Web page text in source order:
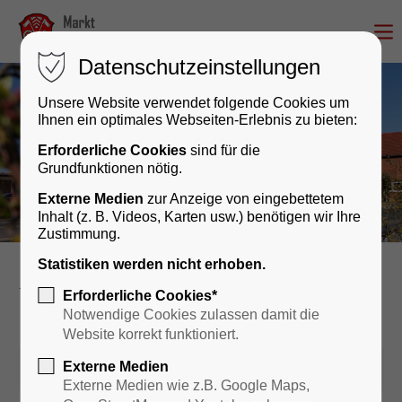
Rathaus & Bürgerservice
Datenschutzeinstellungen
Unsere Website verwendet folgende Cookies um
Ihnen ein optimales Webseiten-Erlebnis zu bieten:
Erforderliche Cookies sind für die
Grundfunktionen nötig.
Externe Medien zur Anzeige von eingebettetem
Inhalt (z. B. Videos, Karten usw.) benötigen wir Ihre
Zustimmung.
Statistiken werden nicht erhoben.
Erforderliche Cookies*
Notwendige Cookies zulassen damit die
Website korrekt funktioniert.
Externe Medien
Externe Medien wie z.B. Google Maps,